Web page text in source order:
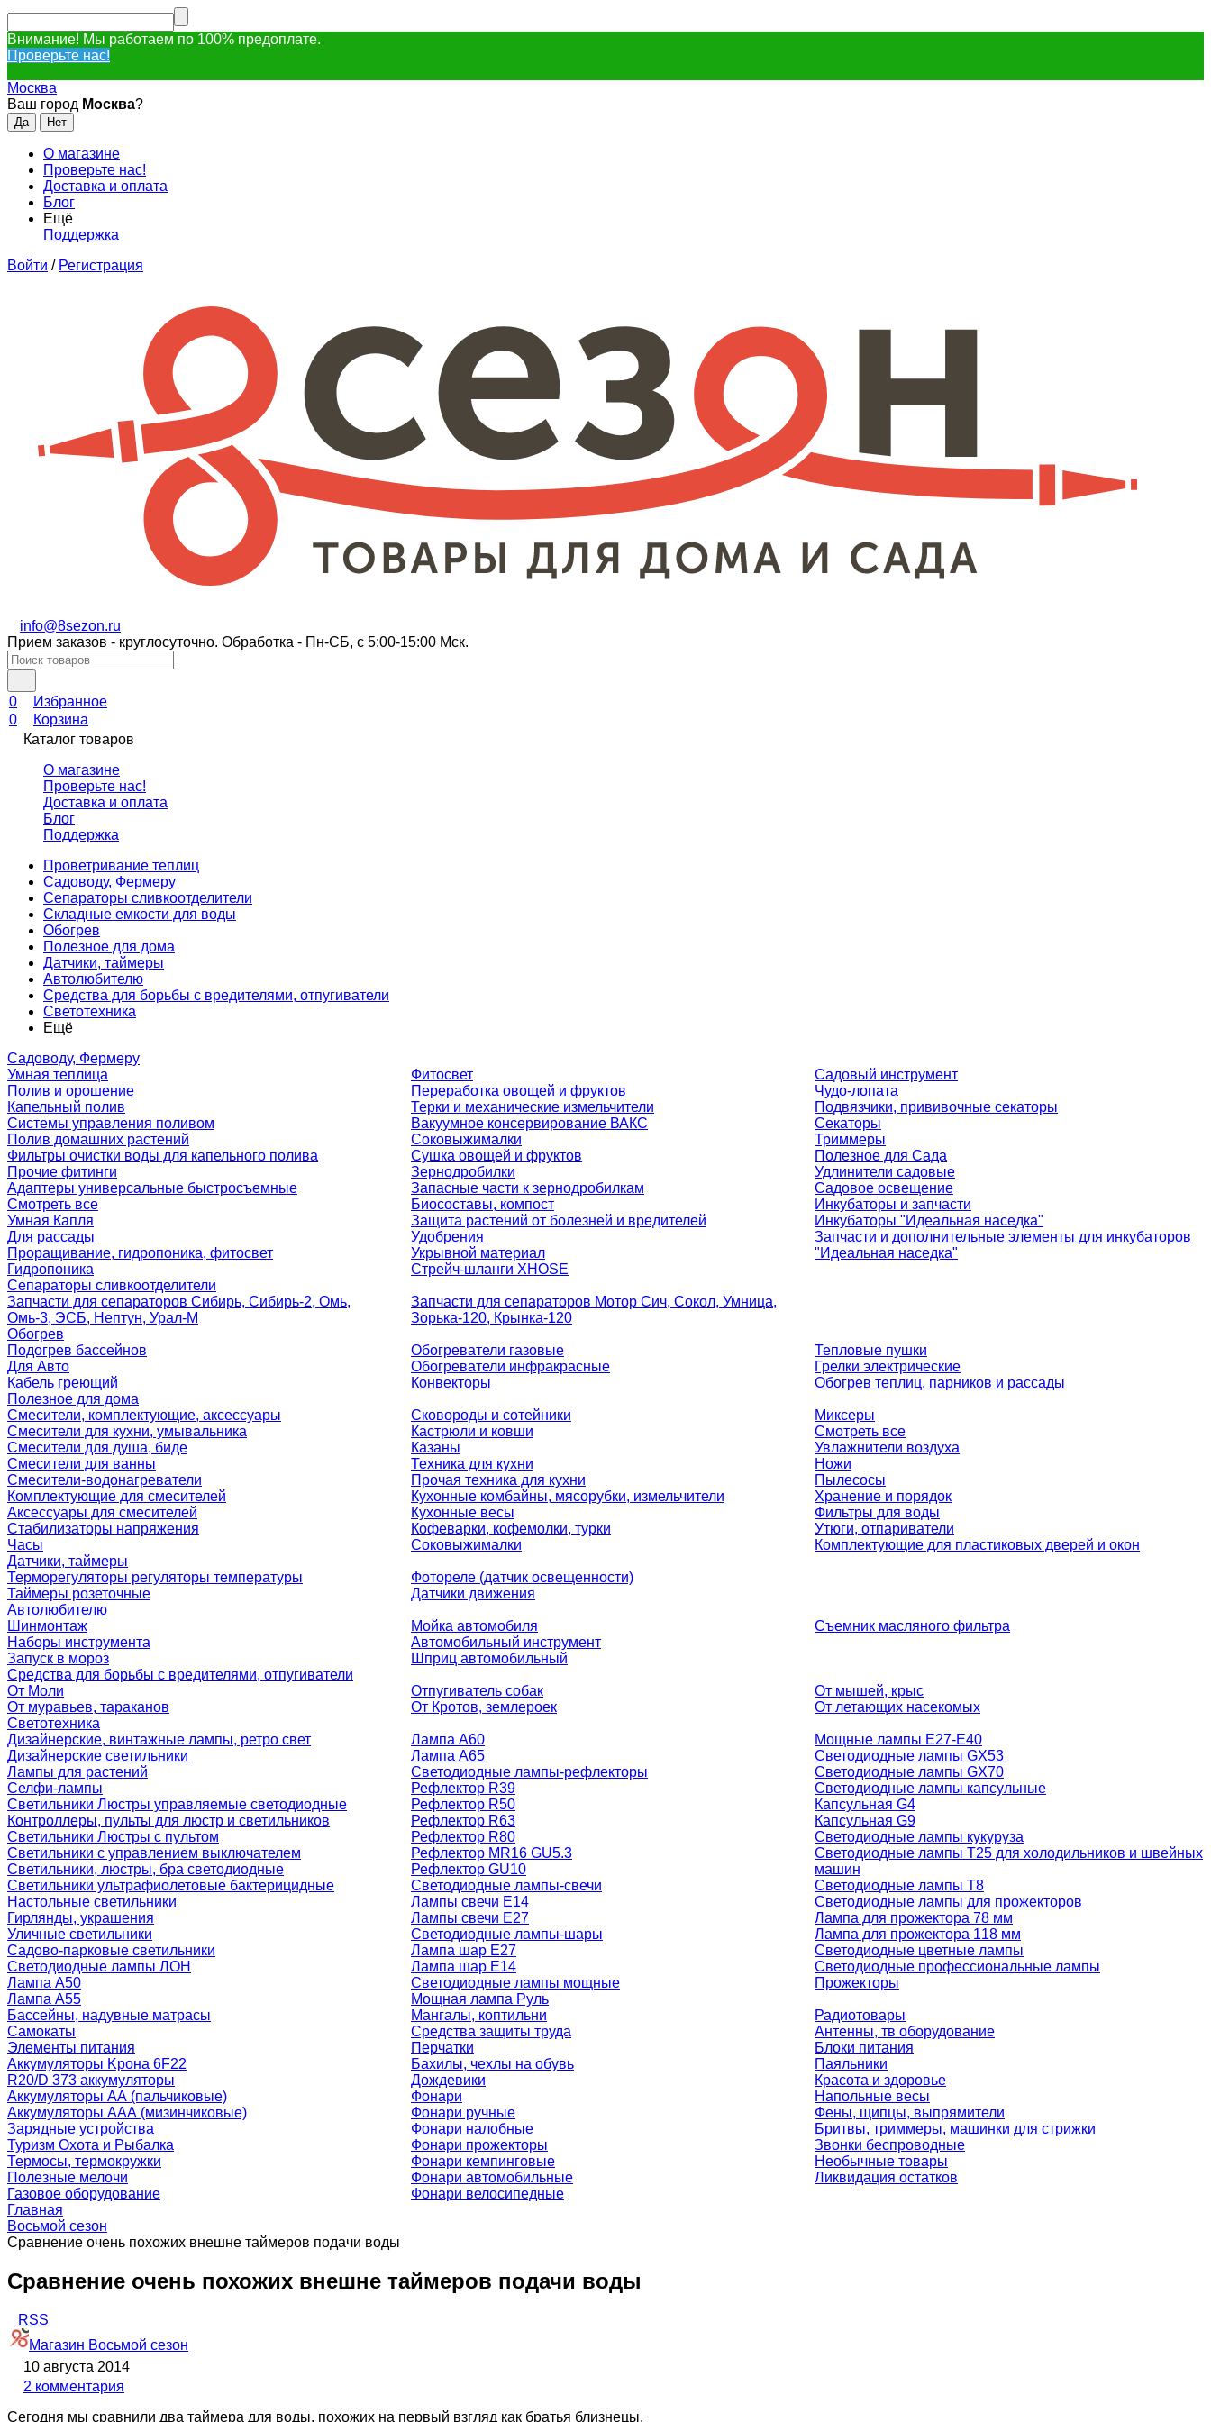
Внимание! Мы работаем по 100% предоплате.
Проверьте нас!
Москва
Ваш город Москва?
О магазине
Проверьте нас!
Доставка и оплата
Блог
Ещё
Поддержка
Войти / Регистрация
info@8sezon.ru
Прием заказов - круглосуточно. Обработка - Пн-СБ, с 5:00-15:00 Мск.
0
Избранное
0
Корзина
Каталог товаров
О магазине
Проверьте нас!
Доставка и оплата
Блог
Поддержка
Проветривание теплиц
Садоводу, Фермеру
Сепараторы сливкоотделители
Складные емкости для воды
Обогрев
Полезное для дома
Датчики, таймеры
Автолюбителю
Средства для борьбы с вредителями, отпугиватели
Светотехника
Ещё
Садоводу, Фермеру
Умная теплица
Полив и орошение
Капельный полив
Системы управления поливом
Полив домашних растений
Фильтры очистки воды для капельного полива
Прочие фитинги
Адаптеры универсальные быстросъемные
Смотреть все
Умная Капля
Для рассады
Проращивание, гидропоника, фитосвет
Гидропоника
Фитосвет
Переработка овощей и фруктов
Терки и механические измельчители
Вакуумное консервирование ВАКС
Соковыжималки
Сушка овощей и фруктов
Зернодробилки
Запасные части к зернодробилкам
Биосоставы, компост
Защита растений от болезней и вредителей
Удобрения
Укрывной материал
Стрейч-шланги XHOSE
Садовый инструмент
Чудо-лопата
Подвязчики, прививочные секаторы
Секаторы
Триммеры
Полезное для Сада
Удлинители садовые
Садовое освещение
Инкубаторы и запчасти
Инкубаторы "Идеальная наседка"
Запчасти и дополнительные элементы для инкубаторов
"Идеальная наседка"
Сепараторы сливкоотделители
Запчасти для сепараторов Сибирь, Сибирь-2, Омь,
Омь-3, ЭСБ, Нептун, Урал-М
Запчасти для сепараторов Мотор Сич, Сокол, Умница,
Зорька-120, Крынка-120
Обогрев
Подогрев бассейнов
Для Авто
Кабель греющий
Обогреватели газовые
Обогреватели инфракрасные
Конвекторы
Тепловые пушки
Грелки электрические
Обогрев теплиц, парников и рассады
Полезное для дома
Смесители, комплектующие, аксессуары
Смесители для кухни, умывальника
Смесители для душа, биде
Смесители для ванны
Смесители-водонагреватели
Комплектующие для смесителей
Аксессуары для смесителей
Стабилизаторы напряжения
Часы
Сковороды и сотейники
Кастрюли и ковши
Казаны
Техника для кухни
Прочая техника для кухни
Кухонные комбайны, мясорубки, измельчители
Кухонные весы
Кофеварки, кофемолки, турки
Соковыжималки
Миксеры
Смотреть все
Увлажнители воздуха
Ножи
Пылесосы
Хранение и порядок
Фильтры для воды
Утюги, отпариватели
Комплектующие для пластиковых дверей и окон
Датчики, таймеры
Терморегуляторы регуляторы температуры
Таймеры розеточные
Фотореле (датчик освещенности)
Датчики движения
Автолюбителю
Шинмонтаж
Наборы инструмента
Запуск в мороз
Мойка автомобиля
Автомобильный инструмент
Шприц автомобильный
Съемник масляного фильтра
Средства для борьбы с вредителями, отпугиватели
От Моли
От муравьев, тараканов
Отпугиватель собак
От Кротов, землероек
От мышей, крыс
От летающих насекомых
Светотехника
Дизайнерские, винтажные лампы, ретро свет
Дизайнерские светильники
Лампы для растений
Селфи-лампы
Светильники Люстры управляемые светодиодные
Контроллеры, пульты для люстр и светильников
Светильники Люстры с пультом
Светильники с управлением выключателем
Светильники, люстры, бра светодиодные
Светильники ультрафиолетовые бактерицидные
Настольные светильники
Гирлянды, украшения
Уличные светильники
Садово-парковые светильники
Светодиодные лампы ЛОН
Лампа A50
Лампа A55
Лампа A60
Лампа A65
Светодиодные лампы-рефлекторы
Рефлектор R39
Рефлектор R50
Рефлектор R63
Рефлектор R80
Рефлектор MR16 GU5.3
Рефлектор GU10
Светодиодные лампы-свечи
Лампы свечи Е14
Лампы свечи Е27
Светодиодные лампы-шары
Лампа шар E27
Лампа шар Е14
Светодиодные лампы мощные
Мощная лампа Руль
Мощные лампы E27-E40
Светодиодные лампы GX53
Светодиодные лампы GX70
Светодиодные лампы капсульные
Капсульная G4
Капсульная G9
Светодиодные лампы кукуруза
Светодиодные лампы T25 для холодильников и швейных
машин
Светодиодные лампы T8
Светодиодные лампы для прожекторов
Лампа для прожектора 78 мм
Лампа для прожектора 118 мм
Светодиодные цветные лампы
Светодиодные профессиональные лампы
Прожекторы
Бассейны, надувные матрасы
Самокаты
Элементы питания
Аккумуляторы Kрона 6F22
R20/D 373 аккумуляторы
Аккумуляторы AA (пальчиковые)
Аккумуляторы AAA (мизинчиковые)
Зарядные устройства
Туризм Охота и Рыбалка
Термосы, термокружки
Полезные мелочи
Газовое оборудование
Мангалы, коптильни
Средства защиты труда
Перчатки
Бахилы, чехлы на обувь
Дождевики
Фонари
Фонари ручные
Фонари налобные
Фонари прожекторы
Фонари кемпинговые
Фонари автомобильные
Фонари велосипедные
Радиотовары
Антенны, тв оборудование
Блоки питания
Паяльники
Красота и здоровье
Напольные весы
Фены, щипцы, выпрямители
Бритвы, триммеры, машинки для стрижки
Звонки беспроводные
Необычные товары
Ликвидация остатков
Главная
Восьмой сезон
Сравнение очень похожих внешне таймеров подачи воды
Сравнение очень похожих внешне таймеров подачи воды
RSS
Магазин Восьмой сезон
10 августа 2014
2 комментария
Сегодня мы сравнили два таймера для воды, похожих на первый взгляд как братья близнецы.